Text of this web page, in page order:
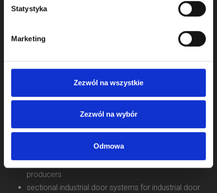
Statystyka
Marketing
Zezwól na wszystkie
Zezwól na wybór
Odmowa
We started activity in door component business in 2009
and we operate as KOMPONENTY DO BRAM Sp. z o.o.
sectional garage door systems for garage door
producers
sectional industrial door systems for industrial door